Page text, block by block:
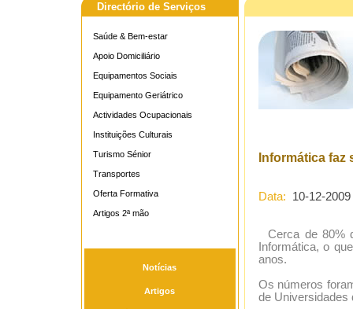
Directório de Serviços
Saúde & Bem-estar
Apoio Domiciliário
Equipamentos Sociais
Equipamento Geriátrico
Actividades Ocupacionais
Instituições Culturais
Turismo Sénior
Transportes
Oferta Formativa
Artigos 2ª mão
Notícias
Artigos
Informática
Data: 10-12-2009
Cerca de 80%
Informática, o
anos.
Os números
de Universidades